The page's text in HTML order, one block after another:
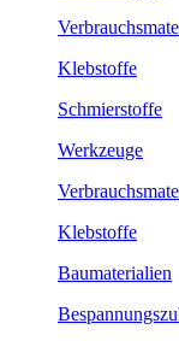
Klebstoffe
Schmierstoffe
Werkzeuge
Klebstoffe
Baumaterialien